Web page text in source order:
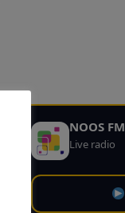
NOOS FM
Live radio